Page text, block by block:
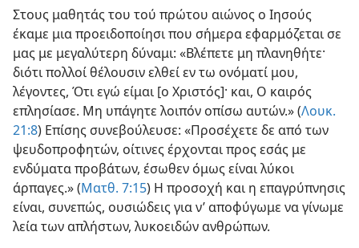
Στους μαθητάς του τού πρώτου αιώνος ο Ιησούς
έκαμε μια προειδοποίησι που σήμερα εφαρμόζεται σε
μας με μεγαλύτερη δύναμι: «Βλέπετε μη πλανηθήτε·
διότι πολλοί θέλουσιν ελθεί εν τω ονόματί μου,
λέγοντες, Ότι εγώ είμαι [ο Χριστός]· και, Ο καιρός
επλησίασε. Μη υπάγητε λοιπόν οπίσω αυτών.» (Λουκ.
21:8) Επίσης συνεβούλευσε: «Προσέχετε δε από των
ψευδοπροφητών, οίτινες έρχονται προς εσάς με
ενδύματα προβάτων, έσωθεν όμως είναι λύκοι
άρπαγες.» (Ματθ. 7:15) Η προσοχή και η επαγρύπνησις
είναι, συνεπώς, ουσιώδεις για ν’ αποφύγωμε να γίνωμε
λεία των απλήστων, λυκοειδών ανθρώπων.